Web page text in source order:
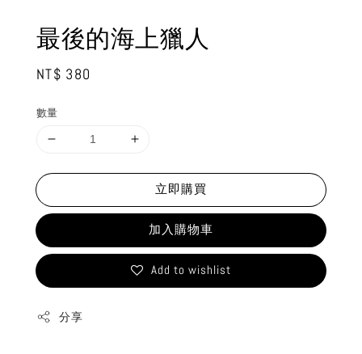
最後的海上獵人
Regular
NT$ 380
數量
立即購買
加入購物車
Add to wishlist
分享